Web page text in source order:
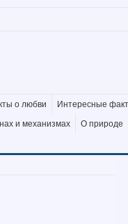
о любви Интересные
и механизмах О природе